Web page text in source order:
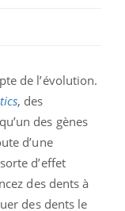
de l’évolution.
, des
des gènes
d’une
d’effet
des dents à
des dents le